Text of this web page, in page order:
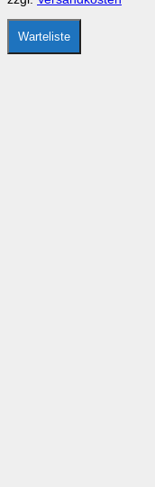
auf
der
Produktseite
gewählt
werden
Warteliste